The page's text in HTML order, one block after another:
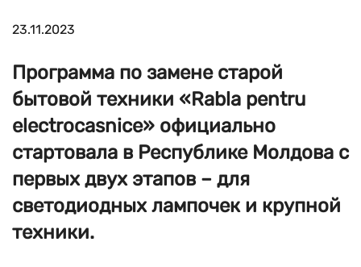
23.11.2023
Программа по замене старой
бытовой техники «Rabla pentru
electrocasnice» официально
стартовала в Республике Молдова с
первых двух этапов – для
светодиодных лампочек и крупной
техники.